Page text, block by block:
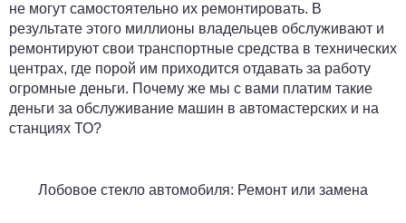
не могут самостоятельно их ремонтировать. В
результате этого миллионы владельцев обслуживают и
ремонтируют свои транспортные средства в технических
центрах, где порой им приходится отдавать за работу
огромные деньги. Почему же мы с вами платим такие
деньги за обслуживание машин в автомастерских и на
станциях ТО?
Лобовое стекло автомобиля: Ремонт или замена